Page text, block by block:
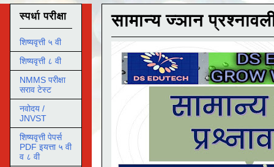
सामान्य ज्ञान
स्पर्धा परीक्षा
शिष्यवृत्ती ५ वी
शिष्यवृत्ती ८ वी
NMMS परीक्षा
सराव टेस्ट
नवोदय /
JNVST
शिष्यवृत्ती पेपर्स
PDF इयत्ता ५ वी
व ८ वी